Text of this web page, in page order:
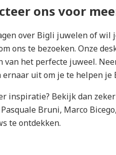
ons voor
over Bigli juwelen of wil
ons te bezoeken. Onze
van het perfecte juweel.
ernaar uit om je te helpen je
inspiratie? Bekijk dan
Bruni, Marco
te ontdekken.